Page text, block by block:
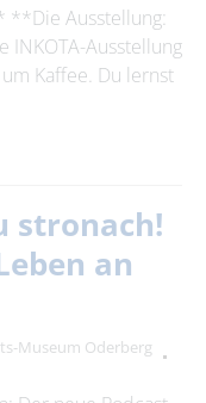
**Die Ausstellung:
Ausstellung
Kaffee. Du lernst
stronach!
an
Museum Oderberg